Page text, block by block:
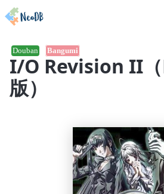
I/O Revision II（
版）
Douban Bangumi